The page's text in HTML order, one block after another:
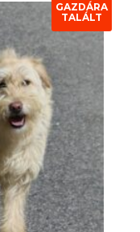
GAZDÁRA
TALÁLT